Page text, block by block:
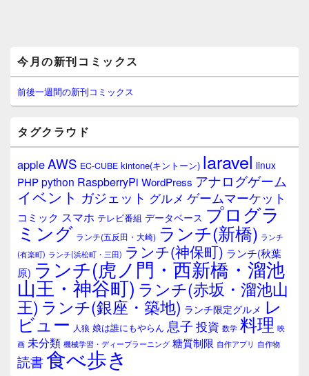
イ
ン
サ
イ
ウ
ィ
ジ
ェ
ア
今月の新刊コミックス
前後一週間の新刊コミックス
タグクラウド
appleAWS EC-CUBE kintone(キントーン) laravel linux
PHPpython RaspberryPi WordPress アナログゲーム
イベント ガジェット グルメ ゲームマーケット
コミック スマホ テレビ番組 データベース プログラ
ミング ランチ(五反田・大崎) ランチ(新橋) ランチ
(有楽町) ランチ(浜松町・三田) ランチ(神保町) ランチ(秋葉
原) ランチ(虎ノ門・西新橋・溜池
山王・神谷町) ランチ(赤坂・溜池山
王) ランチ(銀座・築地) ランチ限定グルメ レ
ビュー 人狼 娘は誰にもやらん 息子 投資 数学 料理 映
画 未分類 機械学習・ディープラーニング 糖質制限 自作アプリ 自作物
読書食べ歩き